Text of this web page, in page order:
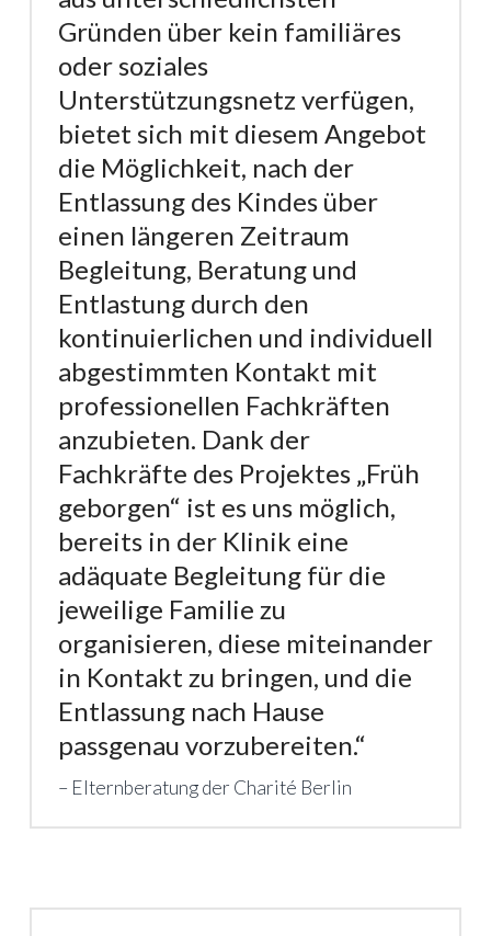
Gründen über kein familiäres
oder soziales
Unterstützungsnetz verfügen,
bietet sich mit diesem Angebot
die Möglichkeit, nach der
Entlassung des Kindes über
einen längeren Zeitraum
Begleitung, Beratung und
Entlastung durch den
kontinuierlichen und individuell
abgestimmten Kontakt mit
professionellen Fachkräften
anzubieten. Dank der
Fachkräfte des Projektes „Früh
geborgen“ ist es uns möglich,
bereits in der Klinik eine
adäquate Begleitung für die
jeweilige Familie zu
organisieren, diese miteinander
in Kontakt zu bringen, und die
Entlassung nach Hause
passgenau vorzubereiten.“
Elternberatung der Charité Berlin